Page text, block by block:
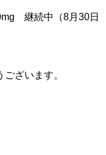
継続中（8月30日
ざいます。